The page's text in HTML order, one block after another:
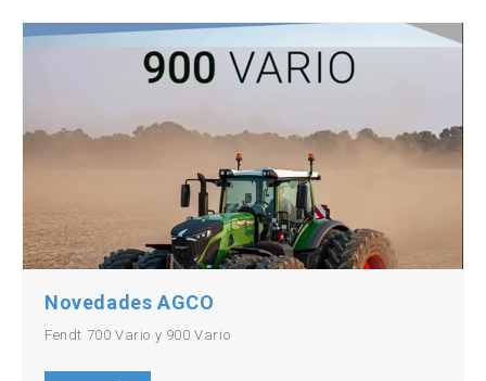
Novedades AGCO
Fendt 700 Vario y 900 Vario